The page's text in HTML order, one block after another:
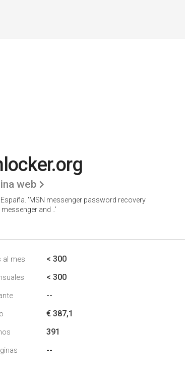
web
'MSN messenger password recovery
and ..'
al mes < 300
< 300
--
€ 387,1
391
--